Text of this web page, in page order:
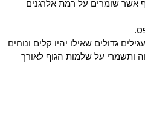
אשר שומרים על רמת אלרגנים
גדולים שאילו יהיו קלים ונוחים
ותשמרי על שלמות הגוף לאורך